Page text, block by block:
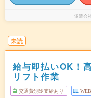
派遣会社
未読
給与即払いOK！
リフト作業
交通費別途支給あり